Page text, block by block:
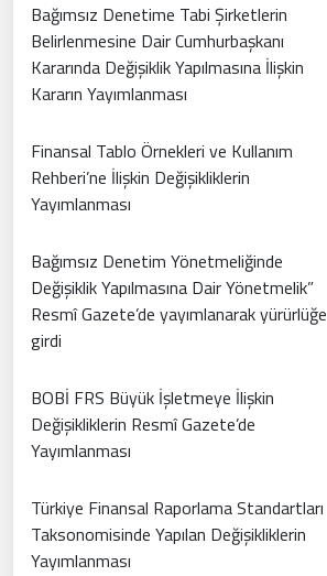
Bağımsız Denetime Tabi Şirketlerin
Belirlenmesine Dair Cumhurbaşkanı
Kararında Değişiklik Yapılmasına İlişkin
Kararın Yayımlanması
Finansal Tablo Örnekleri ve Kullanım
Rehberi’ne İlişkin Değişikliklerin
Yayımlanması
Bağımsız Denetim Yönetmeliğinde
Değişiklik Yapılmasına Dair Yönetmelik”
Resmî Gazete’de yayımlanarak yürürlüğe
girdi
BOBİ FRS Büyük İşletmeye İlişkin
Değişikliklerin Resmî Gazete’de
Yayımlanması
Türkiye Finansal Raporlama Standartları
Taksonomisinde Yapılan Değişikliklerin
Yayımlanması